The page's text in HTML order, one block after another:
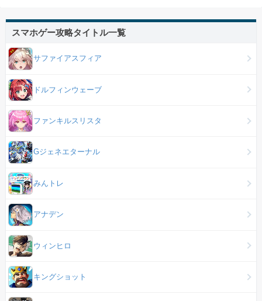
スマホゲー攻略タイトル一覧
サファイアスフィア
ドルフィンウェーブ
ファンキルスリスタ
Gジェネエターナル
みんトレ
アナデン
ウィンヒロ
キングショット